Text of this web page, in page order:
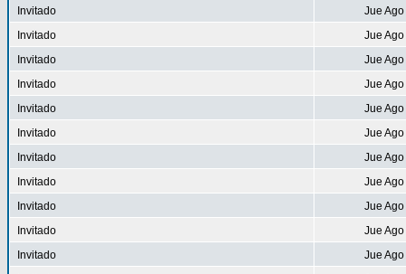
Invitado
Jue
Invitado
Jue
Invitado
Jue
Invitado
Jue
Invitado
Jue
Invitado
Jue
Invitado
Jue
Invitado
Jue
Invitado
Jue
Invitado
Jue
Invitado
Jue